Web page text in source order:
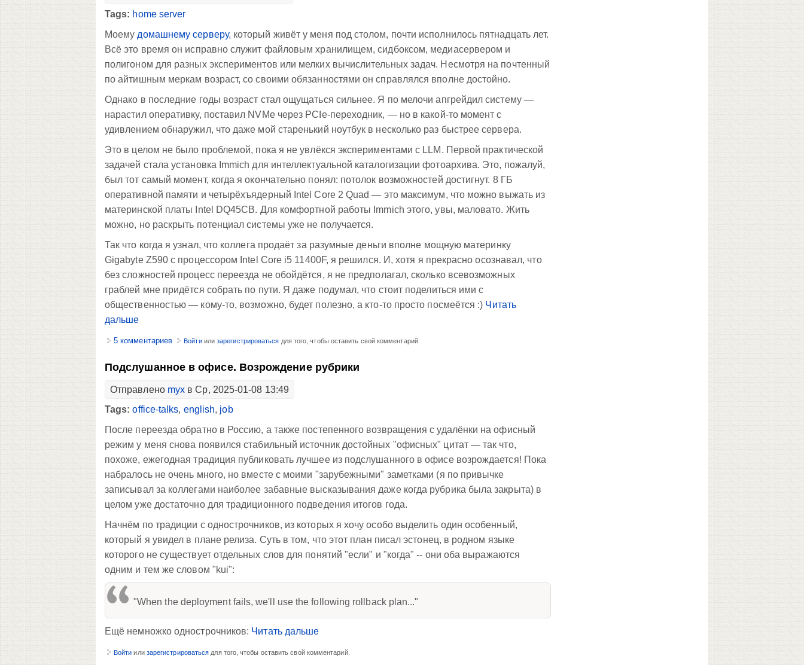
Tags: home server
Моему домашнему серверу, который живёт у меня под столом, почти исполнилось пятнадцать лет.
Всё это время он исправно служит файловым хранилищем, сидбоксом, медиасервером и
полигоном для разных экспериментов или мелких вычислительных задач. Несмотря на почтенный
по айтишным меркам возраст, со своими обязанностями он справлялся вполне достойно.
Однако в последние годы возраст стал ощущаться сильнее. Я по мелочи апгрейдил систему —
нарастил оперативку, поставил NVMe через PCIe-переходник, — но в какой-то момент с
удивлением обнаружил, что даже мой старенький ноутбук в несколько раз быстрее сервера.
Это в целом не было проблемой, пока я не увлёкся экспериментами с LLM. Первой практической
задачей стала установка Immich для интеллектуальной каталогизации фотоархива. Это, пожалуй,
был тот самый момент, когда я окончательно понял: потолок возможностей достигнут. 8 ГБ
оперативной памяти и четырёхъядерный Intel Core 2 Quad — это максимум, что можно выжать из
материнской платы Intel DQ45CB. Для комфортной работы Immich этого, увы, маловато. Жить
можно, но раскрыть потенциал системы уже не получается.
Так что когда я узнал, что коллега продаёт за разумные деньги вполне мощную материнку
Gigabyte Z590 с процессором Intel Core i5 11400F, я решился. И, хотя я прекрасно осознавал, что
без сложностей процесс переезда не обойдётся, я не предполагал, сколько всевозможных
граблей мне придётся собрать по пути. Я даже подумал, что стоит поделиться ими с
общественностью — кому-то, возможно, будет полезно, а кто-то просто посмеётся :) Читать
дальше
5 комментариев Войтиилизарегистрироваться для того, чтобы оставить свой комментарий.
Подслушанное в офисе. Возрождение рубрики
Отправлено myx в Ср, 2025-01-08 13:49
Tags:office-talks, english, job
После переезда обратно в Россию, а также постепенного возвращения с удалёнки на офисный
режим у меня снова появился стабильный источник достойных "офисных" цитат — так что,
похоже, ежегодная традиция публиковать лучшее из подслушанного в офисе возрождается! Пока
набралось не очень много, но вместе с моими "зарубежными" заметками (я по привычке
записывал за коллегами наиболее забавные высказывания даже когда рубрика была закрыта) в
целом уже достаточно для традиционного подведения итогов года.
Начнём по традиции с однострочников, из которых я хочу особо выделить один особенный,
который я увидел в плане релиза. Суть в том, что этот план писал эстонец, в родном языке
которого не существует отдельных слов для понятий "если" и "когда" -- они оба выражаются
одним и тем же словом "kui":
"When the deployment fails, we'll use the following rollback plan..."
Ещё немножко однострочников: Читать дальше
Войти или зарегистрироваться для того, чтобы оставить свой комментарий.